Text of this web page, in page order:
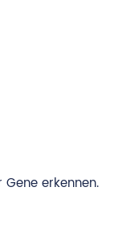
erkennen.